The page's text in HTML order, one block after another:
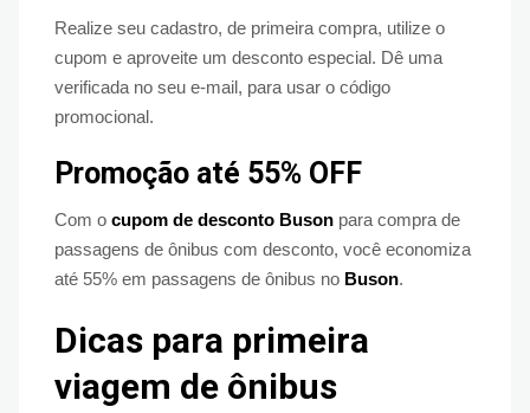
Realize seu cadastro, de primeira compra, utilize o
cupom e aproveite um desconto especial. Dê uma
verificada no seu e-mail, para usar o código
promocional.
Promoção até 55% OFF
Com o cupom de desconto Buson para compra de
passagens de ônibus com desconto, você economiza
até 55% em passagens de ônibus no Buson.
Dicas para primeira
viagem de ônibus